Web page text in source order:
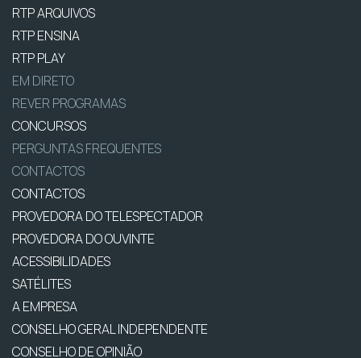
RTP ARQUIVOS
RTP ENSINA
RTP PLAY
EM DIRETO
REVER PROGRAMAS
CONCURSOS
PERGUNTAS FREQUENTES
CONTACTOS
CONTACTOS
PROVEDORA DO TELESPECTADOR
PROVEDORA DO OUVINTE
ACESSIBILIDADES
SATÉLITES
A EMPRESA
CONSELHO GERAL INDEPENDENTE
CONSELHO DE OPINIÃO